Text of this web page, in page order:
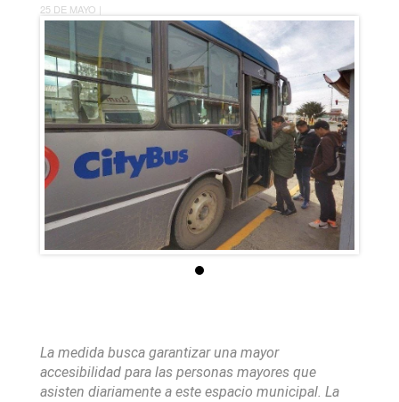
25 DE MAYO |
La medida busca garantizar una mayor
accesibilidad para las personas mayores que
asisten diariamente a este espacio municipal. La